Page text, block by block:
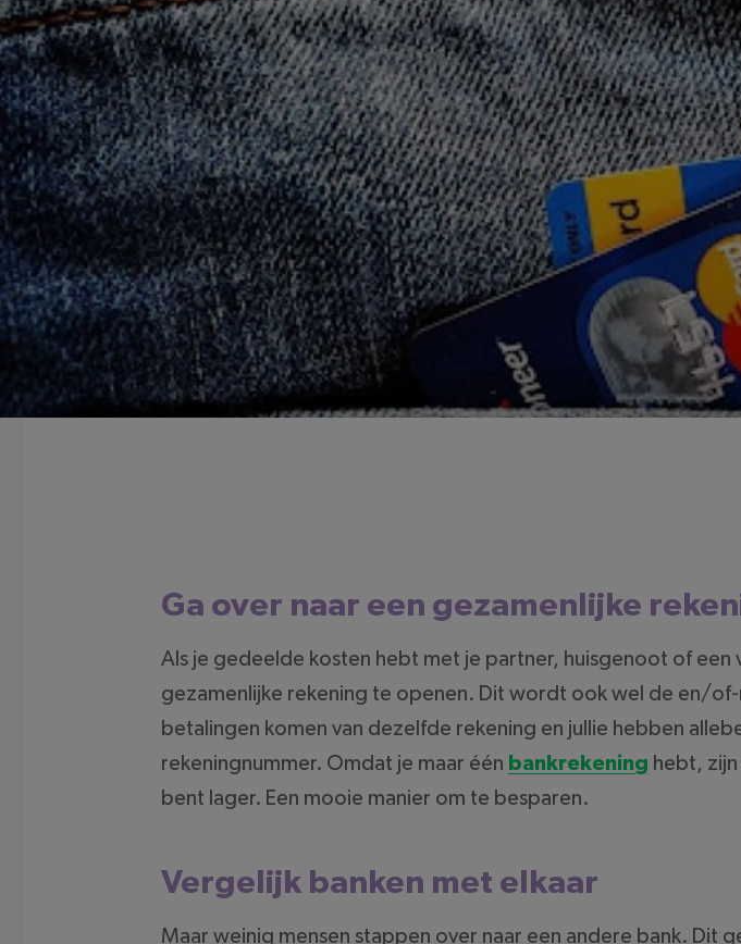
LEESTIJD: 3 MINUTEN
Ga over naar een gezamenlijke
Als je gedeelde kosten hebt met je partner, huisgenoot of
gezamenlijke rekening te openen. Dit wordt ook wel de en/
betalingen komen van dezelfde rekening en jullie hebben
rekeningnummer. Omdat je maar één bankrekening hebt,
bent lager. Een mooie manier om te besparen.
Vergelijk banken met elkaar
Maar weinig mensen stappen over naar een andere bank. Dit